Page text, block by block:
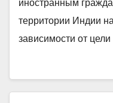
иностранным
территории Индии
зависимости от